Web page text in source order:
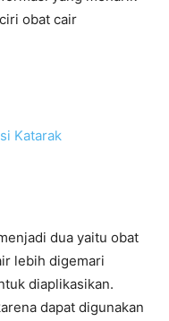
obat cair
Katarak
dua yaitu obat
lebih digemari
diaplikasikan.
dapat digunakan